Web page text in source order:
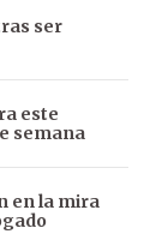
ser
este
semana
en la mira